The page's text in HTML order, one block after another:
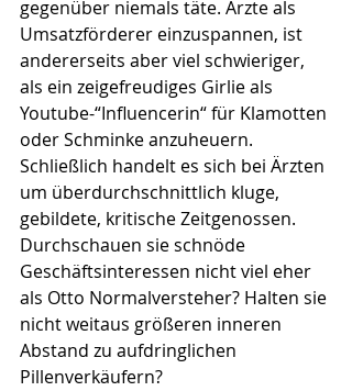
gegenüber niemals täte. Ärzte als
Umsatzförderer einzuspannen, ist
andererseits aber viel schwieriger,
als ein zeigefreudiges Girlie als
Youtube-“Influencerin“ für Klamotten
oder Schminke anzuheuern.
Schließlich handelt es sich bei Ärzten
um überdurchschnittlich kluge,
gebildete, kritische Zeitgenossen.
Durchschauen sie schnöde
Geschäftsinteressen nicht viel eher
als Otto Normalversteher? Halten sie
nicht weitaus größeren inneren
Abstand zu aufdringlichen
Pillenverkäufern?